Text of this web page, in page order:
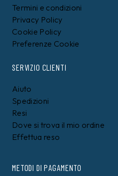
Termini e condizioni
Privacy Policy
Cookie Policy
Preferenze Cookie
SERVIZIO CLIENTI
Aiuto
Spedizioni
Resi
Dove si trova il mio ordine
Effettua reso
METODI DI PAGAMENTO